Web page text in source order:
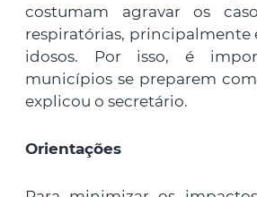
costumam agravar os
respiratórias, principalmente
idosos. Por isso, é
municípios se preparem
explicou o secretário.
Orientações